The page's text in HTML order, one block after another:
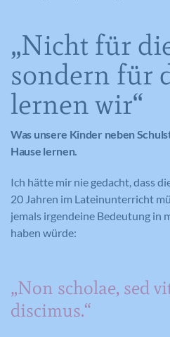
„Nicht für
sondern für
lernen wir“
Was unsere Kinder neben
Hause lernen.
Ich hätte mir nie gedacht, dass
20 Jahren im Lateinunterricht
jemals irgendeine Bedeutung in
haben würde:
„Non scholae, sed
discimus.“